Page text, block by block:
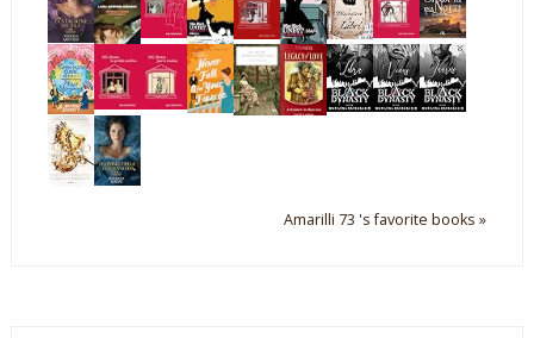
Amarilli 73 's favorite books »